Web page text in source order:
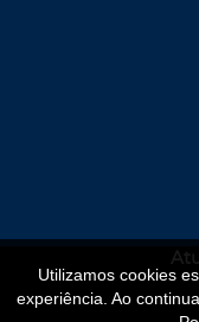
Utilizamos cookies
experiência. Ao